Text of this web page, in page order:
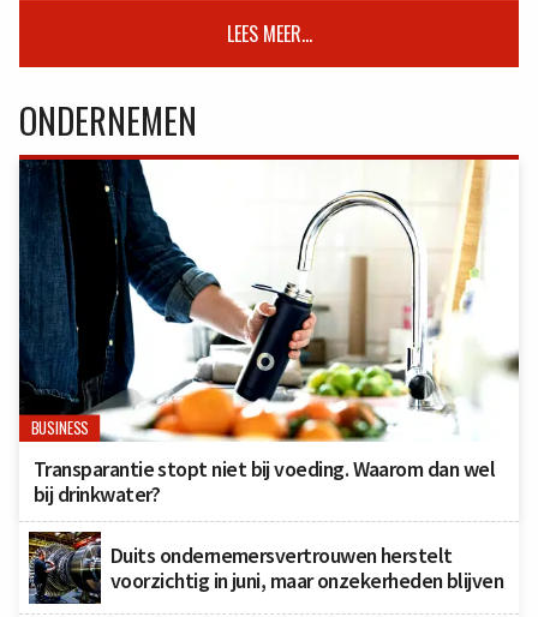
LEES MEER...
ONDERNEMEN
BUSINESS
Transparantie stopt niet bij voeding. Waarom dan wel
bij drinkwater?
Duits ondernemersvertrouwen herstelt
voorzichtig in juni, maar onzekerheden blijven